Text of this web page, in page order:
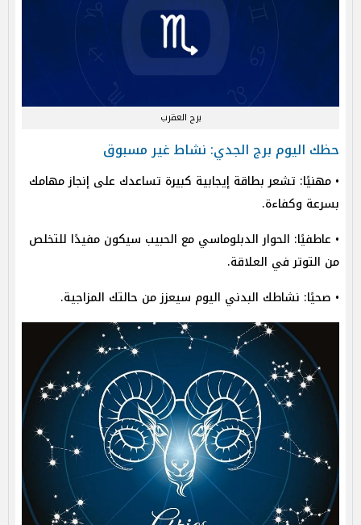
برج العقرب
حظك اليوم برج الجدي: نشاط غير مسبوق
• مهنيًا: تشعر بطاقة إيجابية كبيرة تساعدك على إنجاز مهامك
بسرعة وكفاءة.
• عاطفيًا: الحوار الدبلوماسي مع الحبيب سيكون مفيدًا للتخلص
من التوتر في العلاقة.
• صحيًا: نشاطك البدني اليوم سيعزز من حالتك المزاجية.